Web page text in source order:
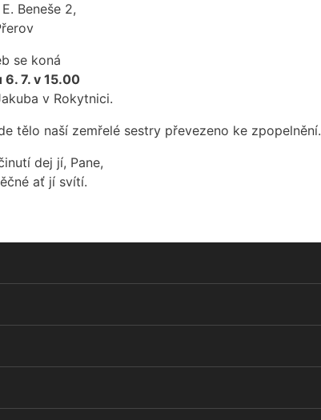
Beneše 2,
se koná
6. 7. v 15.00
v Rokytnici.
tělo naší zemřelé sestry převezeno ke zpopelnění.
dej jí, Pane,
ať jí svítí.